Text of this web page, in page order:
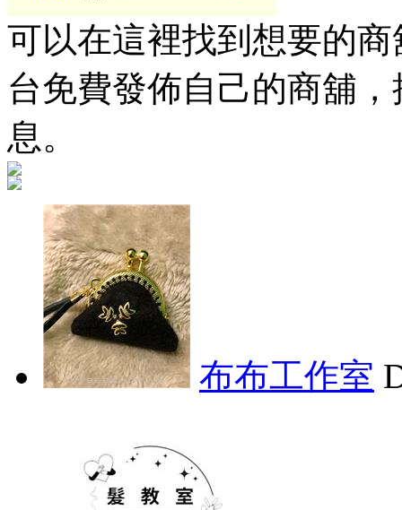
可以在這裡找到想要的商
台免費發佈自己的商舖
息。
布布工作室